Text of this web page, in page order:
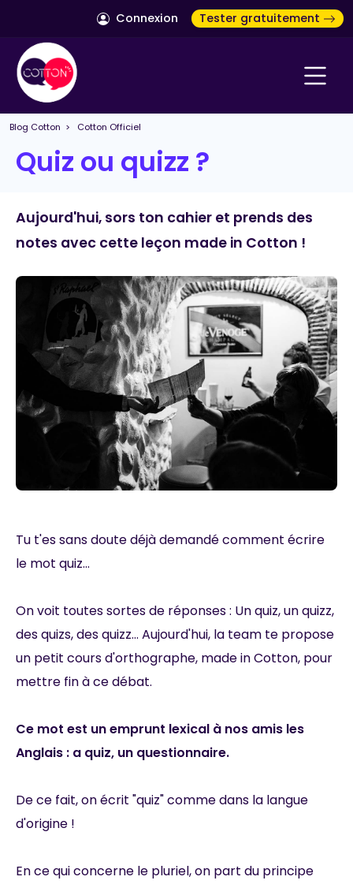
Connexion Tester gratuitement
Blog Cotton > Cotton Officiel
Quiz ou quizz ?
Aujourd'hui, sors ton cahier et prends des
notes avec cette leçon made in Cotton !
Tu t'es sans doute déjà demandé comment écrire
le mot quiz...
On voit toutes sortes de réponses : Un quiz, un quizz,
des quizs, des quizz... Aujourd'hui, la team te propose
un petit cours d'orthographe, made in Cotton, pour
mettre fin à ce débat.
Ce mot est un emprunt lexical à nos amis les
Anglais : a quiz, un questionnaire.
De ce fait, on écrit "quiz" comme dans la langue
d'origine !
En ce qui concerne le pluriel, on part du principe